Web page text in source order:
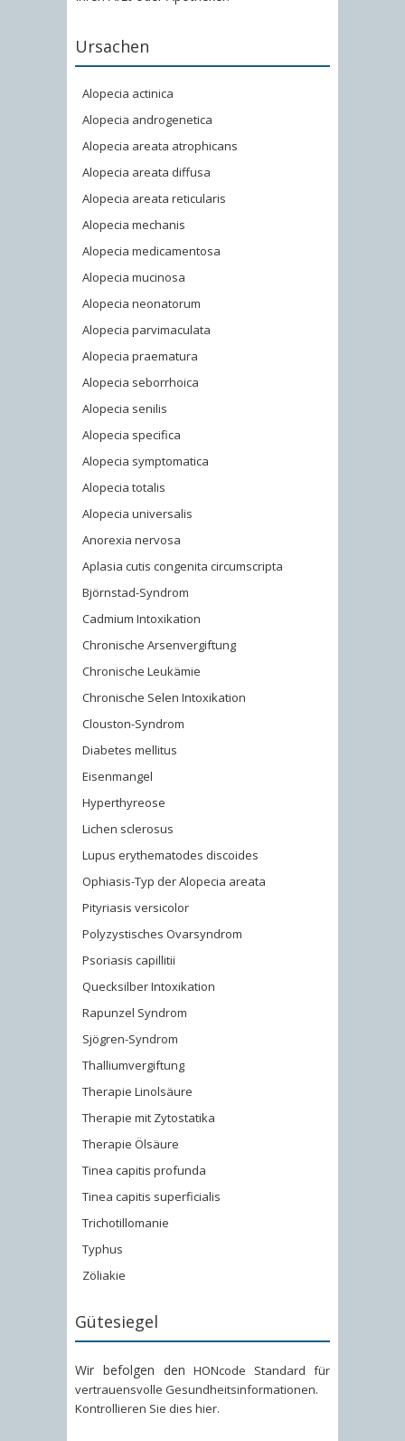
Ursachen
Alopecia actinica
Alopecia androgenetica
Alopecia areata atrophicans
Alopecia areata diffusa
Alopecia areata reticularis
Alopecia mechanis
Alopecia medicamentosa
Alopecia mucinosa
Alopecia neonatorum
Alopecia parvimaculata
Alopecia praematura
Alopecia seborrhoica
Alopecia senilis
Alopecia specifica
Alopecia symptomatica
Alopecia totalis
Alopecia universalis
Anorexia nervosa
Aplasia cutis congenita circumscripta
Björnstad-Syndrom
Cadmium Intoxikation
Chronische Arsenvergiftung
Chronische Leukämie
Chronische Selen Intoxikation
Clouston-Syndrom
Diabetes mellitus
Eisenmangel
Hyperthyreose
Lichen sclerosus
Lupus erythematodes discoides
Ophiasis-Typ der Alopecia areata
Pityriasis versicolor
Polyzystisches Ovarsyndrom
Psoriasis capillitii
Quecksilber Intoxikation
Rapunzel Syndrom
Sjögren-Syndrom
Thalliumvergiftung
Therapie Linolsäure
Therapie mit Zytostatika
Therapie Ölsäure
Tinea capitis profunda
Tinea capitis superficialis
Trichotillomanie
Typhus
Zöliakie
Gütesiegel
Wir befolgen denHONcode Standard für
vertrauensvolle Gesundheitsinformationen.
Kontrollieren Sie dies hier.